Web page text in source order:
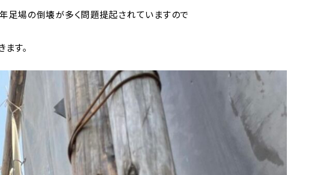
足場の倒壊が多く問題提起されていますので
す。